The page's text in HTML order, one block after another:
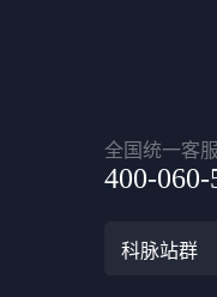
全国统一客
400-060-
科脉站群